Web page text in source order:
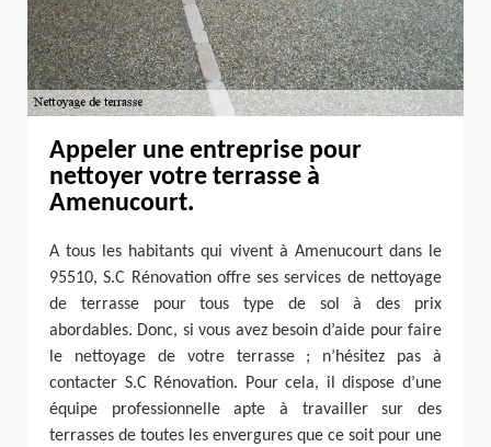
Appeler une entreprise pour
nettoyer votre terrasse à
Amenucourt.
A tous les habitants qui vivent à Amenucourt dans le
95510, S.C Rénovation offre ses services de nettoyage
de terrasse pour tous type de sol à des prix
abordables. Donc, si vous avez besoin d’aide pour faire
le nettoyage de votre terrasse ; n’hésitez pas à
contacter S.C Rénovation. Pour cela, il dispose d’une
équipe professionnelle apte à travailler sur des
terrasses de toutes les envergures que ce soit pour une